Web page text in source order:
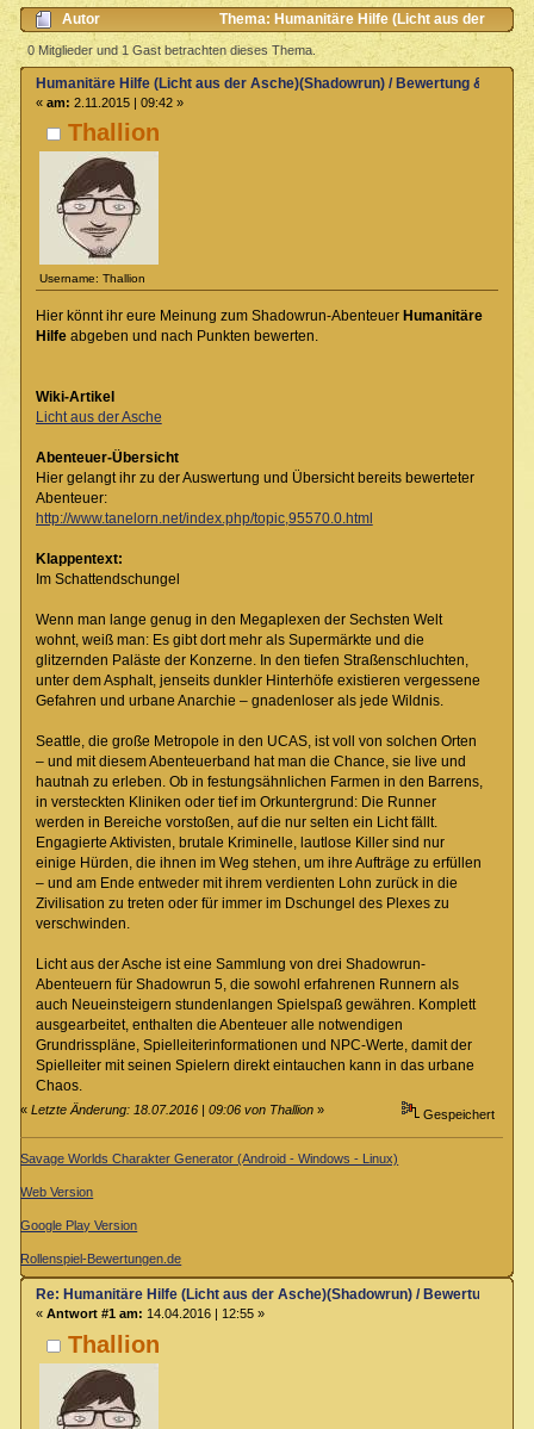
Autor
Thema: Humanitäre Hilfe (Licht aus der
Asche)(Shadowrun) / Bewertung & Rezensionen (Gelesen 3001 mal)
0 Mitglieder und 1 Gast betrachten dieses Thema.
Thallion
Username: Thallion
Humanitäre Hilfe (Licht aus der Asche)(Shadowrun) / Bewertung &
« am: 2.11.2015 | 09:42 »
Hier könnt ihr eure Meinung zum Shadowrun-Abenteuer Humanitäre
Hilfeabgeben und nach Punkten bewerten.
Wiki-Artikel
Licht aus der Asche
Abenteuer-Übersicht
Hier gelangt ihr zu der Auswertung und Übersicht bereits bewerteter
Abenteuer:
http://www.tanelorn.net/index.php/topic,95570.0.html
Klappentext:
Im Schattendschungel
Wenn man lange genug in den Megaplexen der Sechsten Welt
wohnt, weiß man: Es gibt dort mehr als Supermärkte und die
glitzernden Paläste der Konzerne. In den tiefen Straßenschluchten,
unter dem Asphalt, jenseits dunkler Hinterhöfe existieren vergessene
Gefahren und urbane Anarchie – gnadenloser als jede Wildnis.
Seattle, die große Metropole in den UCAS, ist voll von solchen Orten
– und mit diesem Abenteuerband hat man die Chance, sie live und
hautnah zu erleben. Ob in festungsähnlichen Farmen in den Barrens,
in versteckten Kliniken oder tief im Orkuntergrund: Die Runner
werden in Bereiche vorstoßen, auf die nur selten ein Licht fällt.
Engagierte Aktivisten, brutale Kriminelle, lautlose Killer sind nur
einige Hürden, die ihnen im Weg stehen, um ihre Aufträge zu erfüllen
– und am Ende entweder mit ihrem verdienten Lohn zurück in die
Zivilisation zu treten oder für immer im Dschungel des Plexes zu
verschwinden.
Licht aus der Asche ist eine Sammlung von drei Shadowrun-
Abenteuern für Shadowrun 5, die sowohl erfahrenen Runnern als
auch Neueinsteigern stundenlangen Spielspaß gewähren. Komplett
ausgearbeitet, enthalten die Abenteuer alle notwendigen
Grundrisspläne, Spielleiterinformationen und NPC-Werte, damit der
Spielleiter mit seinen Spielern direkt eintauchen kann in das urbane
Chaos.
«Letzte Änderung: 18.07.2016 | 09:06 von Thallion » Gespeichert
Savage Worlds Charakter Generator (Android - Windows - Linux)
Web Version
Google Play Version
Rollenspiel-Bewertungen.de
Thallion
Re: Humanitäre Hilfe (Licht aus der Asche)(Shadowrun) / Bewertung &
« Antwort #1 am: 14.04.2016 | 12:55 »